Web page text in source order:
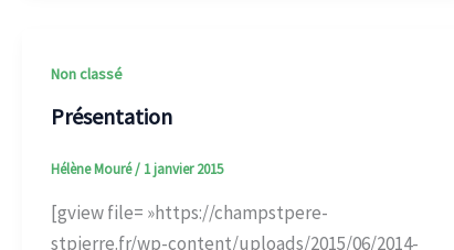
Non classé
Présentation
Hélène Mouré/ 1 janvier 2015
[gview file= »https://champstpere-
stpierre.fr/wp-content/uploads/2015/06/2014-